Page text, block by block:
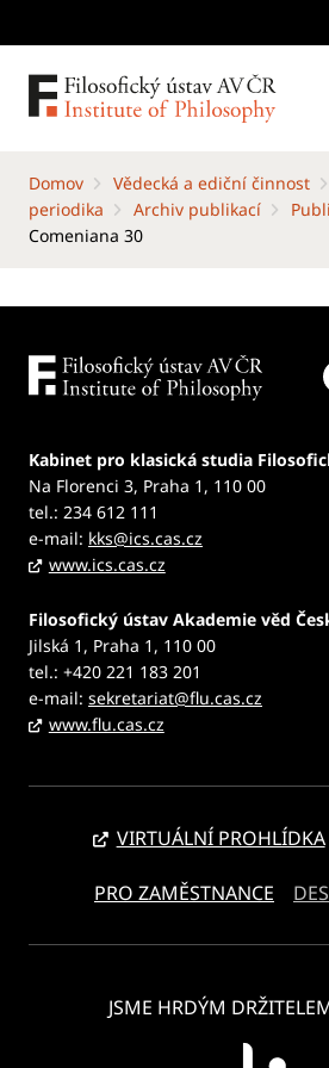
Domov Vědecká a ediční činnost
periodika
Archiv publikací
Comeniana 30
Kabinet pro klasická studia
Na Florenci 3, Praha 1, 110 00
tel.: 234 612 111
e-mail: kks@ics.cas.cz
www.ics.cas.cz
Filosofický ústav Akademie věd
Jilská 1, Praha 1, 110 00
tel.: +420 221 183 201
e-mail: sekretariat@flu.cas.cz
www.flu.cas.cz
VIRTUÁLNÍ PROHLÍDKA
PRO ZAMĚSTNANCE
JSME HRDÝM